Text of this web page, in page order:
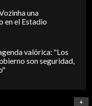
una
en el Estadio
valórica: "Los
son seguridad,
+